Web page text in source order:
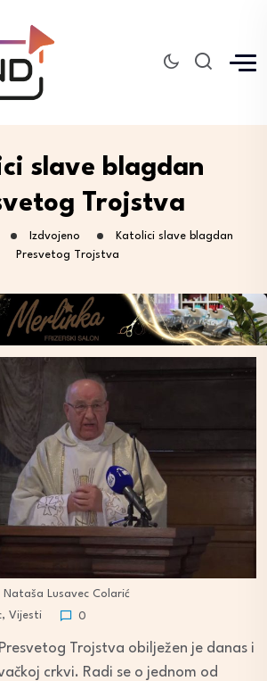
slave blagdan
Trojstva
Izdvojeno
Katolici slave blagdan
Presvetog Trojstva
Nataša Lusavec Colarić
, Vijesti 0
Trojstva obilježen je danas i
crkvi. Radi se o jednom od